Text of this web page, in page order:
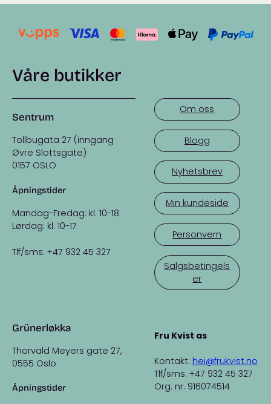
Våre butikker
Sentrum
Tollbugata 27 (inngang
Øvre Slottsgate)
0157 OSLO
Åpningstider
Mandag-Fredag: kl. 10-18
Lørdag: kl. 10-17
Tlf/sms: +47 932 45 327
Grünerløkka
Thorvald Meyers gate 27,
0555 Oslo
Åpningstider
Om oss
Blogg
Nyhetsbrev
Min kundeside
Personvern
Salgsbetingels
er
Fru Kvist as
Kontakt: hei@frukvist.no
Tlf/sms: +47 932 45 327
Org. nr. 916074514